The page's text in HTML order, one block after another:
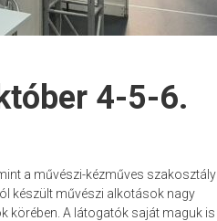
4-5-6.
a művészi-kézműves szakosztály
készült művészi alkotások nagy
körében. A látogatók saját maguk is